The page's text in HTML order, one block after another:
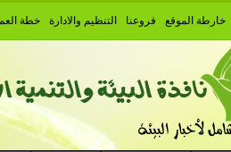
خارطة الموقع فروعنا التنظيم والادارة خطة